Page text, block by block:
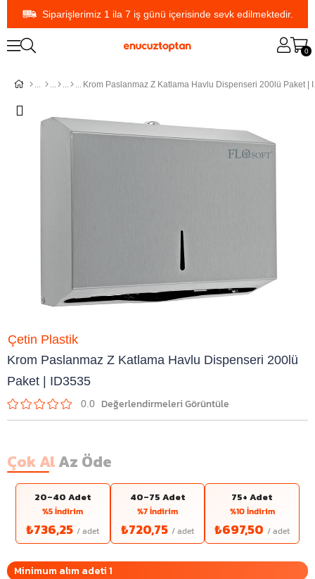
Siparişlerimiz 1 ila 7 iş günü içerisinde sevk edilmektedir.
0
Krom
Krom Paslanmaz Z Katlama Havlu Dispenseri 200lü
Paket | ID3535
0.0
Çetin Plastik
Çok AlAz Öde
20–40 Adet
%5 İndirim
₺736,25
40–75 Adet
%7 İndirim
₺720,75
75+ Adet
%10 İndirim
₺697,50
Minimum alım adeti 1